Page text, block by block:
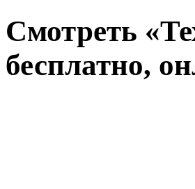
Смотреть
бесплатно,